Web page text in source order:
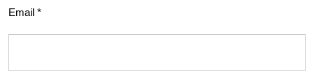
Email *